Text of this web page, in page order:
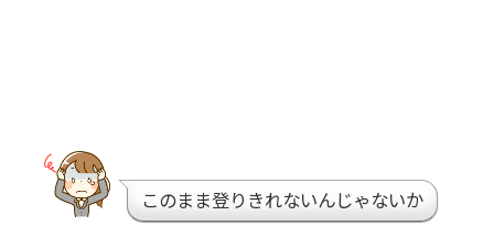
このまま登りきれないんじゃないか